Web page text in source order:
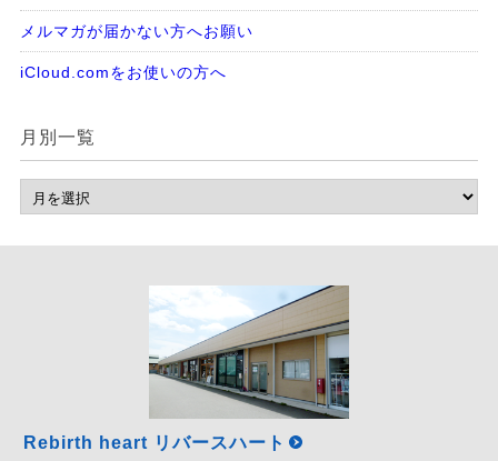
メルマガが届かない方へお願い
iCloud.comをお使いの方へ
月別一覧
Rebirth heart リバースハート